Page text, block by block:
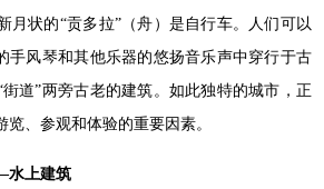
月状的“贡多拉”（舟）是自行车。人们可以
手风琴和其他乐器的悠扬音乐声中穿行于古
道”两旁古老的建筑。如此独特的城市，正
、参观和体验的重要因素。
水上建筑